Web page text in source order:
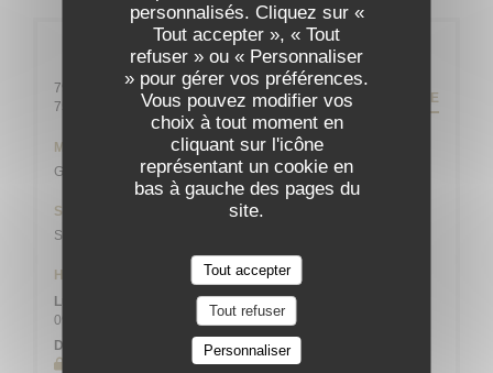
personnalisés. Cliquez sur «
Tout accepter », « Tout
refuser » ou « Personnaliser
» pour gérer vos préférences.
Vous pouvez modifier vos
choix à tout moment en
cliquant sur l'icône
représentant un cookie en
bas à gauche des pages du
site.
Tout accepter
Tout refuser
Personnaliser
Infos pratiques
79 rue Daguerre - 01 43 21 92 29
75014 Paris
((ouvre une nouvelle fenêtre))
ITINÉRAIRE
Métro
Gaîté
Station de vélos
Station n° 14103 132 / 136 AVENUE DU MAINE
Horaires
Lun
09h00 - 13h45
19h00 - 21h45
Dimanche